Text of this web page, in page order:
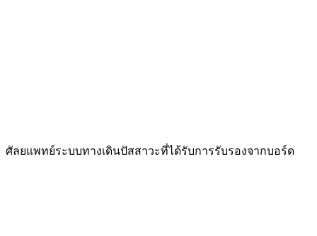
ศัลยแพทย์ระบบทางเดินปัสสาวะที่ได้รับการรับรองจากบอร์ด